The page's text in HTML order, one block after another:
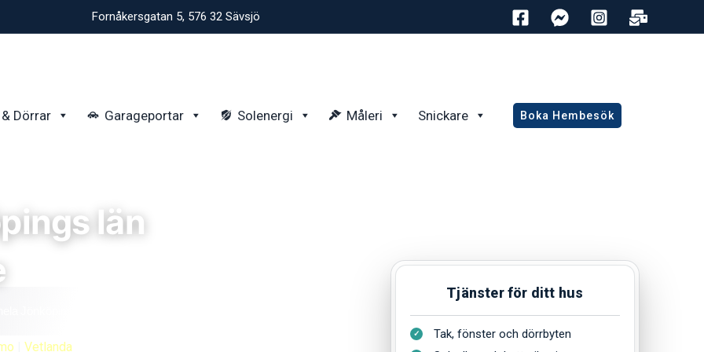
Fornåkersgatan 5, 576 32 Sävsjö
Dörrar Garageportar Solenergi Måleri Snickare Boka Hembesök
län
Jönköpings län. Få en offert idag.
Vetlanda
Tjänster för ditt hus
Tak, fönster och dörrbyten